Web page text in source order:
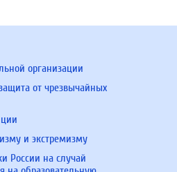
организации
от чрезвычайных
и экстремизму
России на случай